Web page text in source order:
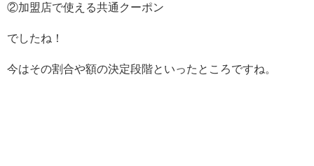
②加盟店で使える共通クーポン
でしたね！
今はその割合や額の決定段階といったところですね。